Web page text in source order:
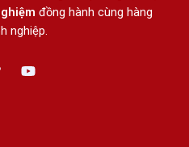
đồng hành cùng hàng
nghiệp.